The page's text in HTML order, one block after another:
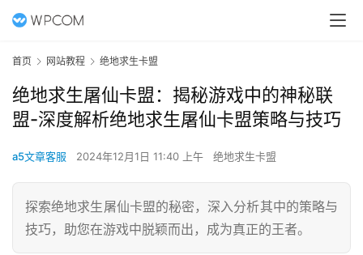
首页 网站教程 绝地求生卡盟
绝地求生屠仙卡盟：揭秘游戏中的神秘联
盟-深度解析绝地求生屠仙卡盟策略与技巧
a5文章客服 2024年12月1日 11:40 上午 绝地求生卡盟
探索绝地求生屠仙卡盟的秘密，深入分析其中的策略与
技巧，助您在游戏中脱颖而出，成为真正的王者。